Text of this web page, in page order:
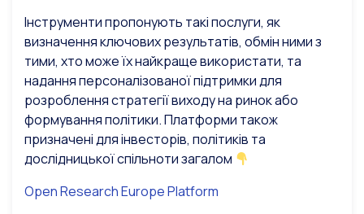
Інструменти пропонують такі послуги, як
визначення ключових результатів, обмін ними з
тими, хто може їх найкраще використати, та
надання персоналізованої підтримки для
розроблення стратегії виходу на ринок або
формування політики. Платформи також
призначені для інвесторів, політиків та
дослідницької спільноти загалом
Open Research Europe Platform